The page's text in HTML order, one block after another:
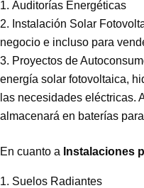
Auditorías Energéticas
Instalación Solar
negocio e incluso para
Proyectos de
energía solar fotovoltaica,
las necesidades eléctricas.
almacenará en baterías
En cuanto a Instalaciones
Suelos Radiantes